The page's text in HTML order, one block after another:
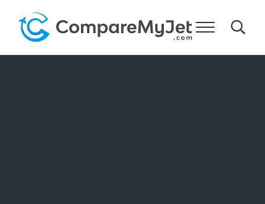
比较我的飞机
菜单